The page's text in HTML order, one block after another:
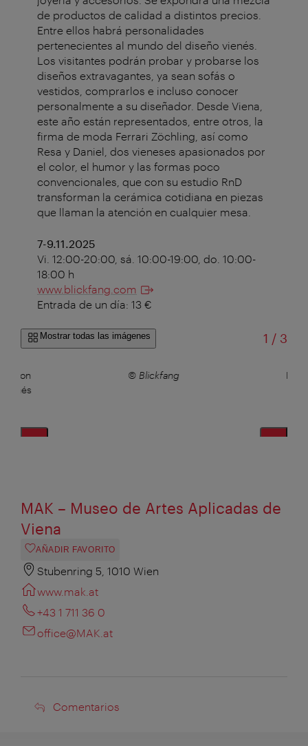
de productos de calidad a distintos precios.
Entre ellos habrá personalidades
pertenecientes al mundo del diseño vienés.
Los visitantes podrán probar y probarse los
diseños extravagantes, ya sean sofás o
vestidos, comprarlos e incluso conocer
personalmente a su diseñador. Desde Viena,
este año están representados, entre otros, la
firma de moda Ferrari Zöchling, así como
Resa y Daniel, dos vieneses apasionados por
el color, el humor y las formas poco
convencionales, que con su estudio RnD
transforman la cerámica cotidiana en piezas
que llaman la atención en cualquier mesa.
7-9.11.2025
Vi. 12:00-20:00, sá. 10:00-19:00, do. 10:00-
18:00 h
www.blickfang.com
Entrada de un día: 13 €
Mostrar todas las imágenes 1 /de
3
con
© Blickfang
La
MAK – Museo de Artes Aplicadas de
Viena
AÑADIR FAVORITO
Stubenring 5, 1010 Wien
www.mak.at
+43 1 711 36 0
office@MAK.at
Comentarios
Comentarios